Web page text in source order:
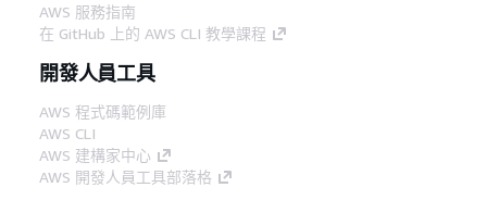
AWS 服務指南
在 GitHub 上的 AWS CLI 教學課程
開發人員工具
AWS 程式碼範例庫
AWS CLI
AWS 建構家中心
AWS 開發人員工具部落格